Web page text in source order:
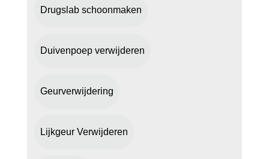
Drugslab schoonmaken
Duivenpoep verwijderen
Geurverwijdering
Lijkgeur Verwijderen